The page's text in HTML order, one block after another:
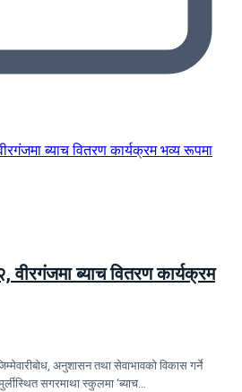
वीरगंजमा ब्याच वितरण कार्यक्रम
अनुशासन तथा सेवाभावको विकास गर्ने
सगरमाथा स्कुलमा ‘ब्याच…